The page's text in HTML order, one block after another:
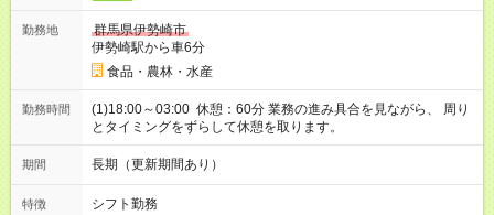
勤務地
群馬県伊勢崎市
伊勢崎駅から車6分
食品・農林・水産
勤務時間
(1)18:00～03:00 休憩：60分 業務の進み具合を見ながら、 周り
とタイミングをずらして休憩を取ります。
期間 長期（更新期間あり）
特徴 シフト勤務